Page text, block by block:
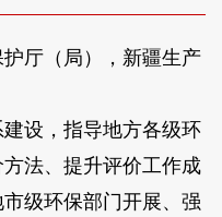
厅（局），新疆生产
设，指导地方各级环
法、提升评价工作成
级环保部门开展、强